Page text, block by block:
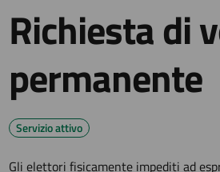
Richiesta di
permanente
Servizio attivo
Gli elettori fisicamente impediti ad